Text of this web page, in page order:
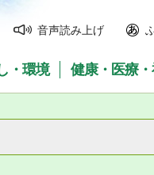
音声読み上げ
・環境 健康・医療